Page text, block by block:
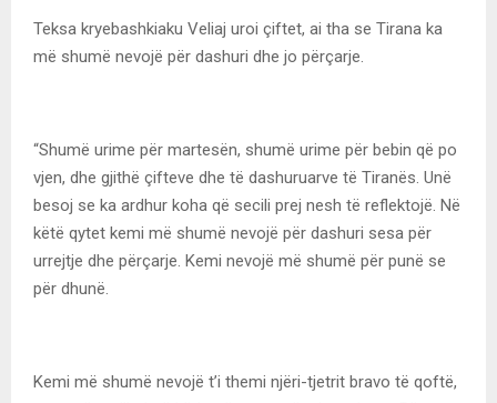
Teksa kryebashkiaku Veliaj uroi çiftet, ai tha se Tirana ka
më shumë nevojë për dashuri dhe jo përçarje.
“Shumë urime për martesën, shumë urime për bebin që po
vjen, dhe gjithë çifteve dhe të dashuruarve të Tiranës. Unë
besoj se ka ardhur koha që secili prej nesh të reflektojë. Në
këtë qytet kemi më shumë nevojë për dashuri sesa për
urrejtje dhe përçarje. Kemi nevojë më shumë për punë se
për dhunë.
Kemi më shumë nevojë t’i themi njëri-tjetrit bravo të qoftë,